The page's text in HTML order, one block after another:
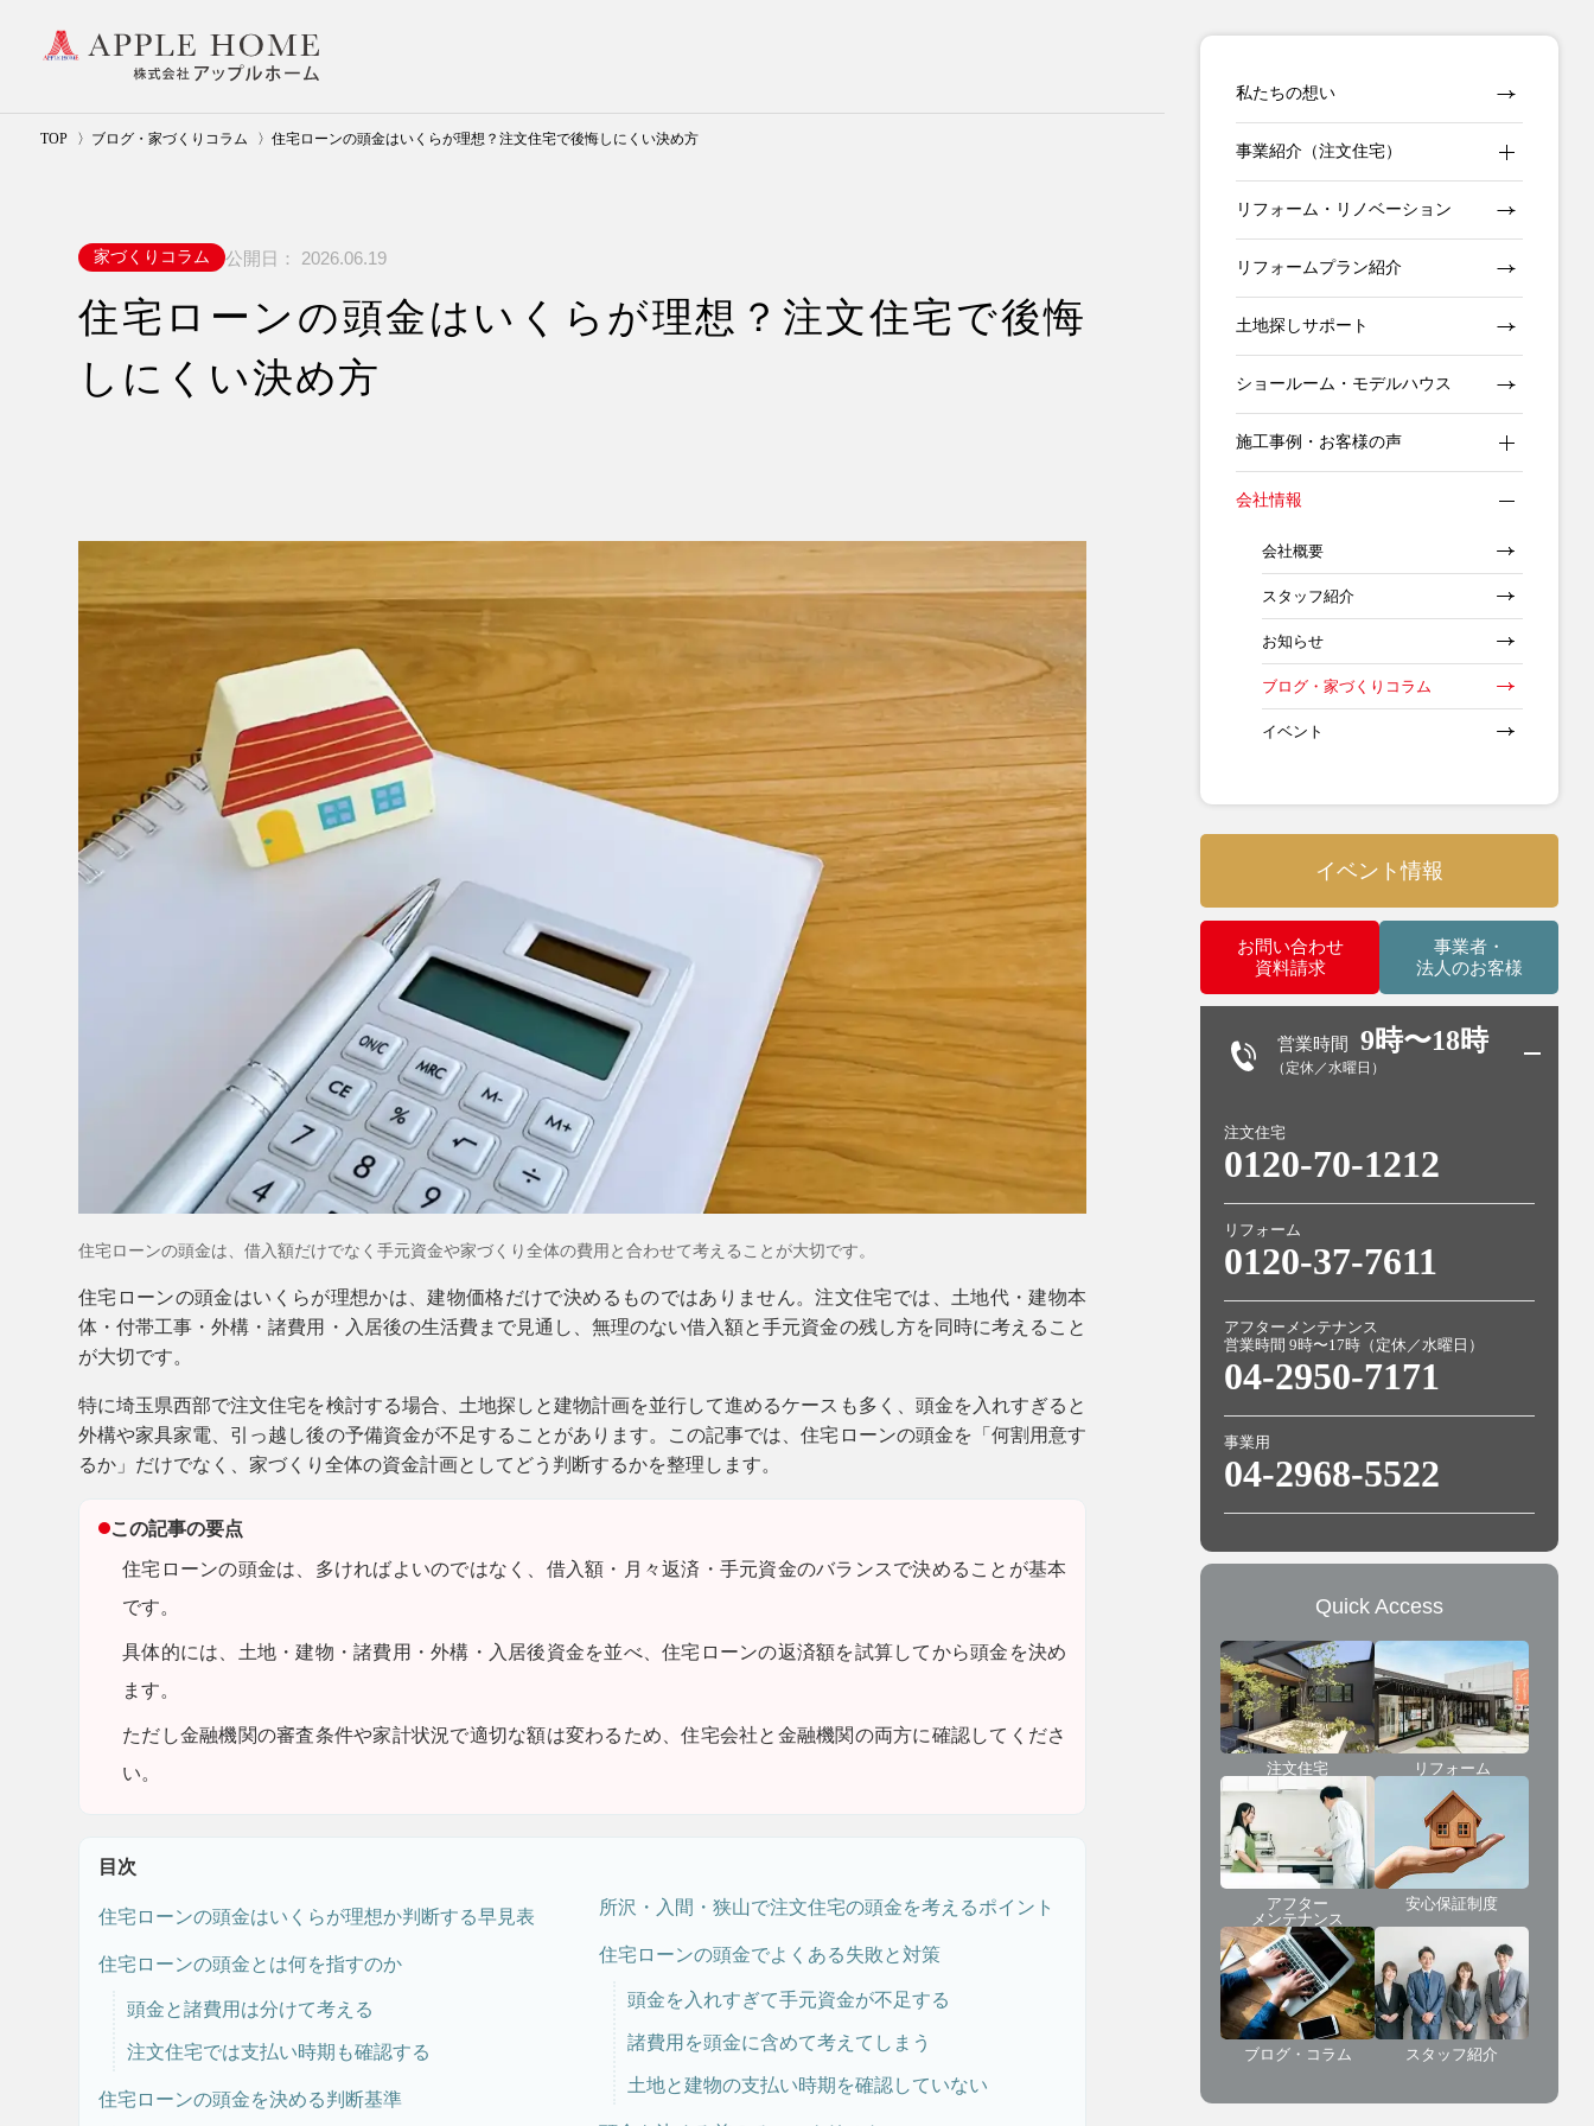
TOP ブログ・家づくりコラム 住宅ローンの頭金はいくらが理想？注文住宅で後悔しにくい決め方
家づくりコラム 公開日： 2026.06.19
住宅ローンの頭金はいくらが理想？注文住宅で後悔
しにくい決め方
住宅ローンの頭金は、借入額だけでなく手元資金や家づくり全体の費用と合わせて考えることが大切です。
住宅ローンの頭金はいくらが理想かは、建物価格だけで決めるものではありません。注文住宅では、土地代・建物本
体・付帯工事・外構・諸費用・入居後の生活費まで見通し、無理のない借入額と手元資金の残し方を同時に考えること
が大切です。
特に埼玉県西部で注文住宅を検討する場合、土地探しと建物計画を並行して進めるケースも多く、頭金を入れすぎると
外構や家具家電、引っ越し後の予備資金が不足することがあります。この記事では、住宅ローンの頭金を「何割用意す
るか」だけでなく、家づくり全体の資金計画としてどう判断するかを整理します。
この記事の要点
住宅ローンの頭金は、多ければよいのではなく、借入額・月々返済・手元資金のバランスで決めることが基本
です。
具体的には、土地・建物・諸費用・外構・入居後資金を並べ、住宅ローンの返済額を試算してから頭金を決め
ます。
ただし金融機関の審査条件や家計状況で適切な額は変わるため、住宅会社と金融機関の両方に確認してくださ
い。
目次
住宅ローンの頭金はいくらが理想か判断する早見表
住宅ローンの頭金とは何を指すのか
頭金と諸費用は分けて考える
注文住宅では支払い時期も確認する
住宅ローンの頭金を決める判断基準
所沢・入間・狭山で注文住宅の頭金を考えるポイント
住宅ローンの頭金でよくある失敗と対策
頭金を入れすぎて手元資金が不足する
諸費用を頭金に含めて考えてしまう
土地と建物の支払い時期を確認していない
私たちの想い
事業紹介（注文住宅）
リフォーム・リノベーション
リフォームプラン紹介
土地探しサポート
ショールーム・モデルハウス
施工事例・お客様の声
会社情報
会社概要
スタッフ紹介
お知らせ
ブログ・家づくりコラム
イベント
イベント情報
お問い合わせ
資料請求
事業者・
法人のお客様
営業時間 9時〜18時
（定休／水曜日）
注文住宅
0120-70-1212
リフォーム
0120-37-7611
アフターメンテナンス
営業時間 9時〜17時（定休／水曜日）
04-2950-7171
事業用
04-2968-5522
Quick Access
注文住宅 リフォーム
アフター
メンテナンス
安心保証制度
ブログ・コラム スタッフ紹介